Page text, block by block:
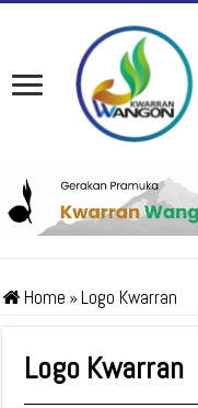
Home »Logo Kwarran
Logo Kwarran